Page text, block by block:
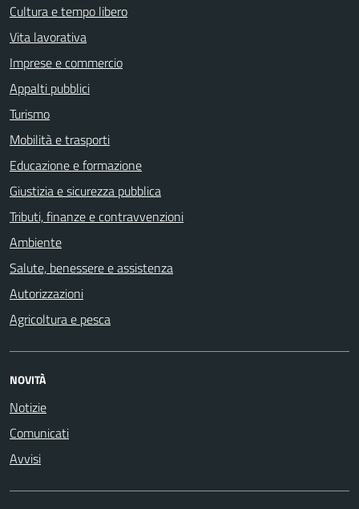
Cultura e tempo libero
Vita lavorativa
Imprese e commercio
Appalti pubblici
Turismo
Mobilità e trasporti
Educazione e formazione
Giustizia e sicurezza pubblica
Tributi, finanze e contravvenzioni
Ambiente
Salute, benessere e assistenza
Autorizzazioni
Agricoltura e pesca
NOVITÀ
Notizie
Comunicati
Avvisi